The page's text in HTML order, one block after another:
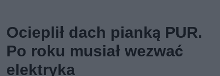
Ocieplił dach pianką PUR.
Po roku musiał wezwać
elektryka